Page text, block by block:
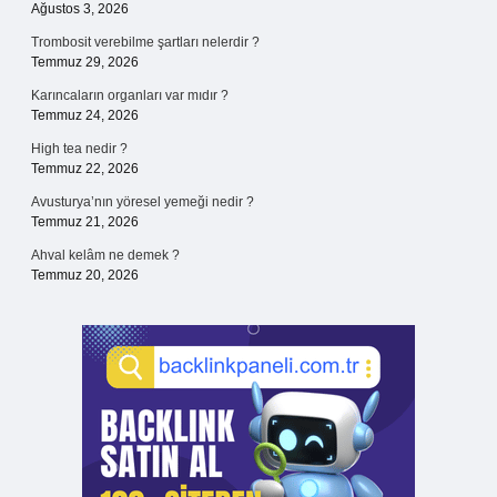
Ağustos 3, 2026
Trombosit verebilme şartları nelerdir ?
Temmuz 29, 2026
Karıncaların organları var mıdır ?
Temmuz 24, 2026
High tea nedir ?
Temmuz 22, 2026
Avusturya’nın yöresel yemeği nedir ?
Temmuz 21, 2026
Ahval kelâm ne demek ?
Temmuz 20, 2026